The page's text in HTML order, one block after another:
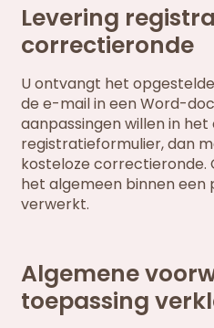
Levering
correctieronde
U ontvangt het
de e-mail in een Word-
aanpassingen willen in
registratieformulier, dan
kosteloze correctieronde.
het algemeen binnen een
verwerkt.
Algemene
toepassing